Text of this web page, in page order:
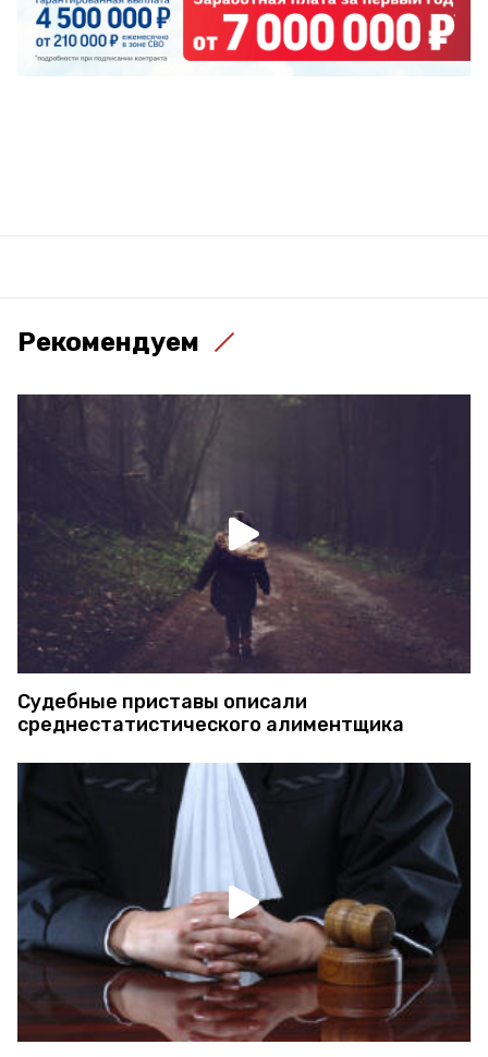
Рекомендуем
Судебные приставы описали
среднестатистического алиментщика